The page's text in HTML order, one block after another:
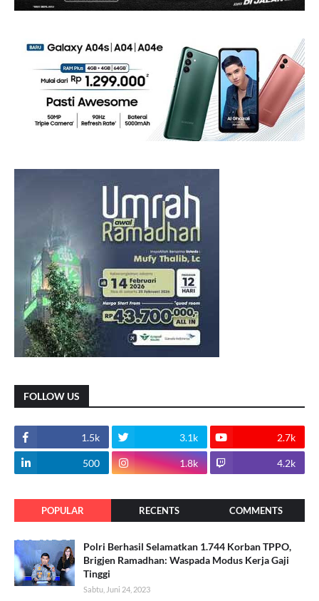
FOLLOW US
1.5k 3.1k 2.7k
500 1.8k 4.2k
POPULAR RECENTS COMMENTS
Polri Berhasil Selamatkan 1.744 Korban TPPO,
Brigjen Ramadhan: Waspada Modus Kerja Gaji
Tinggi
Sabtu, Juni 24, 2023